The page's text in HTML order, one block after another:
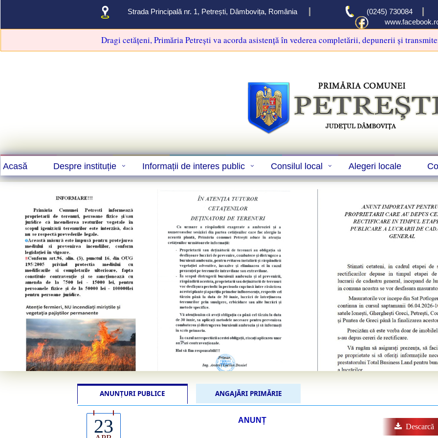
Strada Principală nr. 1, Petrești, Dâmbovița, România
(0245) 730084
Dragi cetățeni, Primăria Petrești va acorda asistență în vederea completării, depunerii și
Acasă Despre instituție Informații de interes public Consilul local Alegeri locale
ANUNȚURI PUBLICE ANGAJĂRI PRIMĂRIE
23 Descarcă‍
ANUNȚ